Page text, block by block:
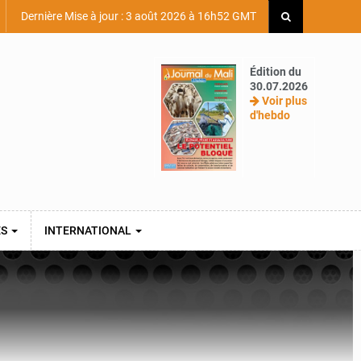
Dernière Mise à jour : 3 août 2026 à 16h52 GMT
Édition du
30.07.2026
Voir plus
d'hebdo
INTERNATIONAL